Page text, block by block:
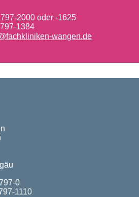
2000 oder -1625
1384
wangen.de
0
1110